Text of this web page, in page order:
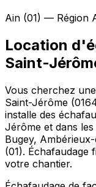
Ain (01) — Région
Location
Saint-
Vous cherchez
Saint-Jérôme
installe des
Jérôme et dans
Bugey,
(01). Échafaudage
votre chantier.